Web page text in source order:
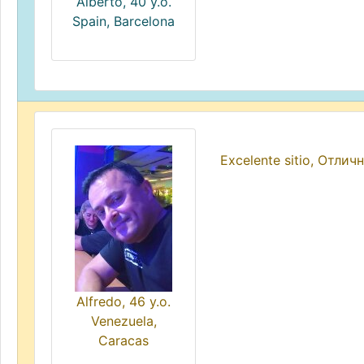
Spain, Barcelona
Alfredo, 46 y.o.
Venezuela,
Caracas
Excelente sitio,